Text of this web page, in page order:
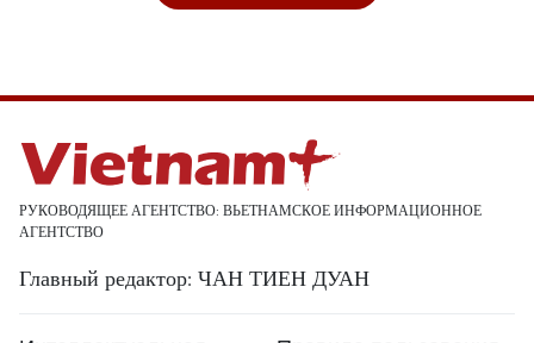
РУКОВОДЯЩЕЕ АГЕНТСТВО: ВЬЕТНАМСКОЕ ИНФОРМАЦИОННОЕ
АГЕНТСТВО
Главный редактор: ЧАН ТИЕН ДУАН